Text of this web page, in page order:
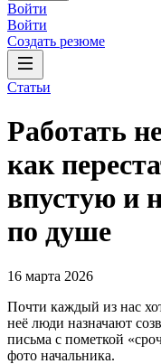
Войти
Войти
Создать резюме
Статьи
Работать
как
впустую и
по душе
16 марта 2026
Почти каждый из нас
неё люди назначают
письма с пометкой
фото начальника.